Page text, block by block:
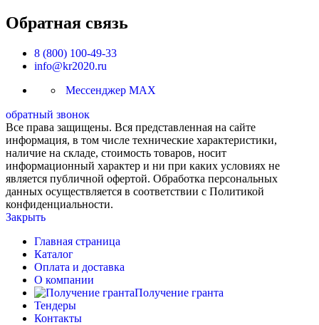
Обратная связь
8 (800) 100-49-33
info@kr2020.ru
Мессенджер MAX
обратный звонок
Все права защищены. Вся представленная на сайте
информация, в том числе технические характеристики,
наличие на складе, стоимость товаров, носит
информационный характер и ни при каких условиях не
является публичной офертой. Обработка персональных
данных осуществляется в соответствии с Политикой
конфиденциальности.
Закрыть
Главная страница
Каталог
Оплата и доставка
О компании
Получение гранта
Тендеры
Контакты